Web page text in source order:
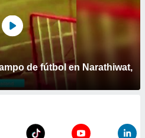
de fútbol en Narathiwat,